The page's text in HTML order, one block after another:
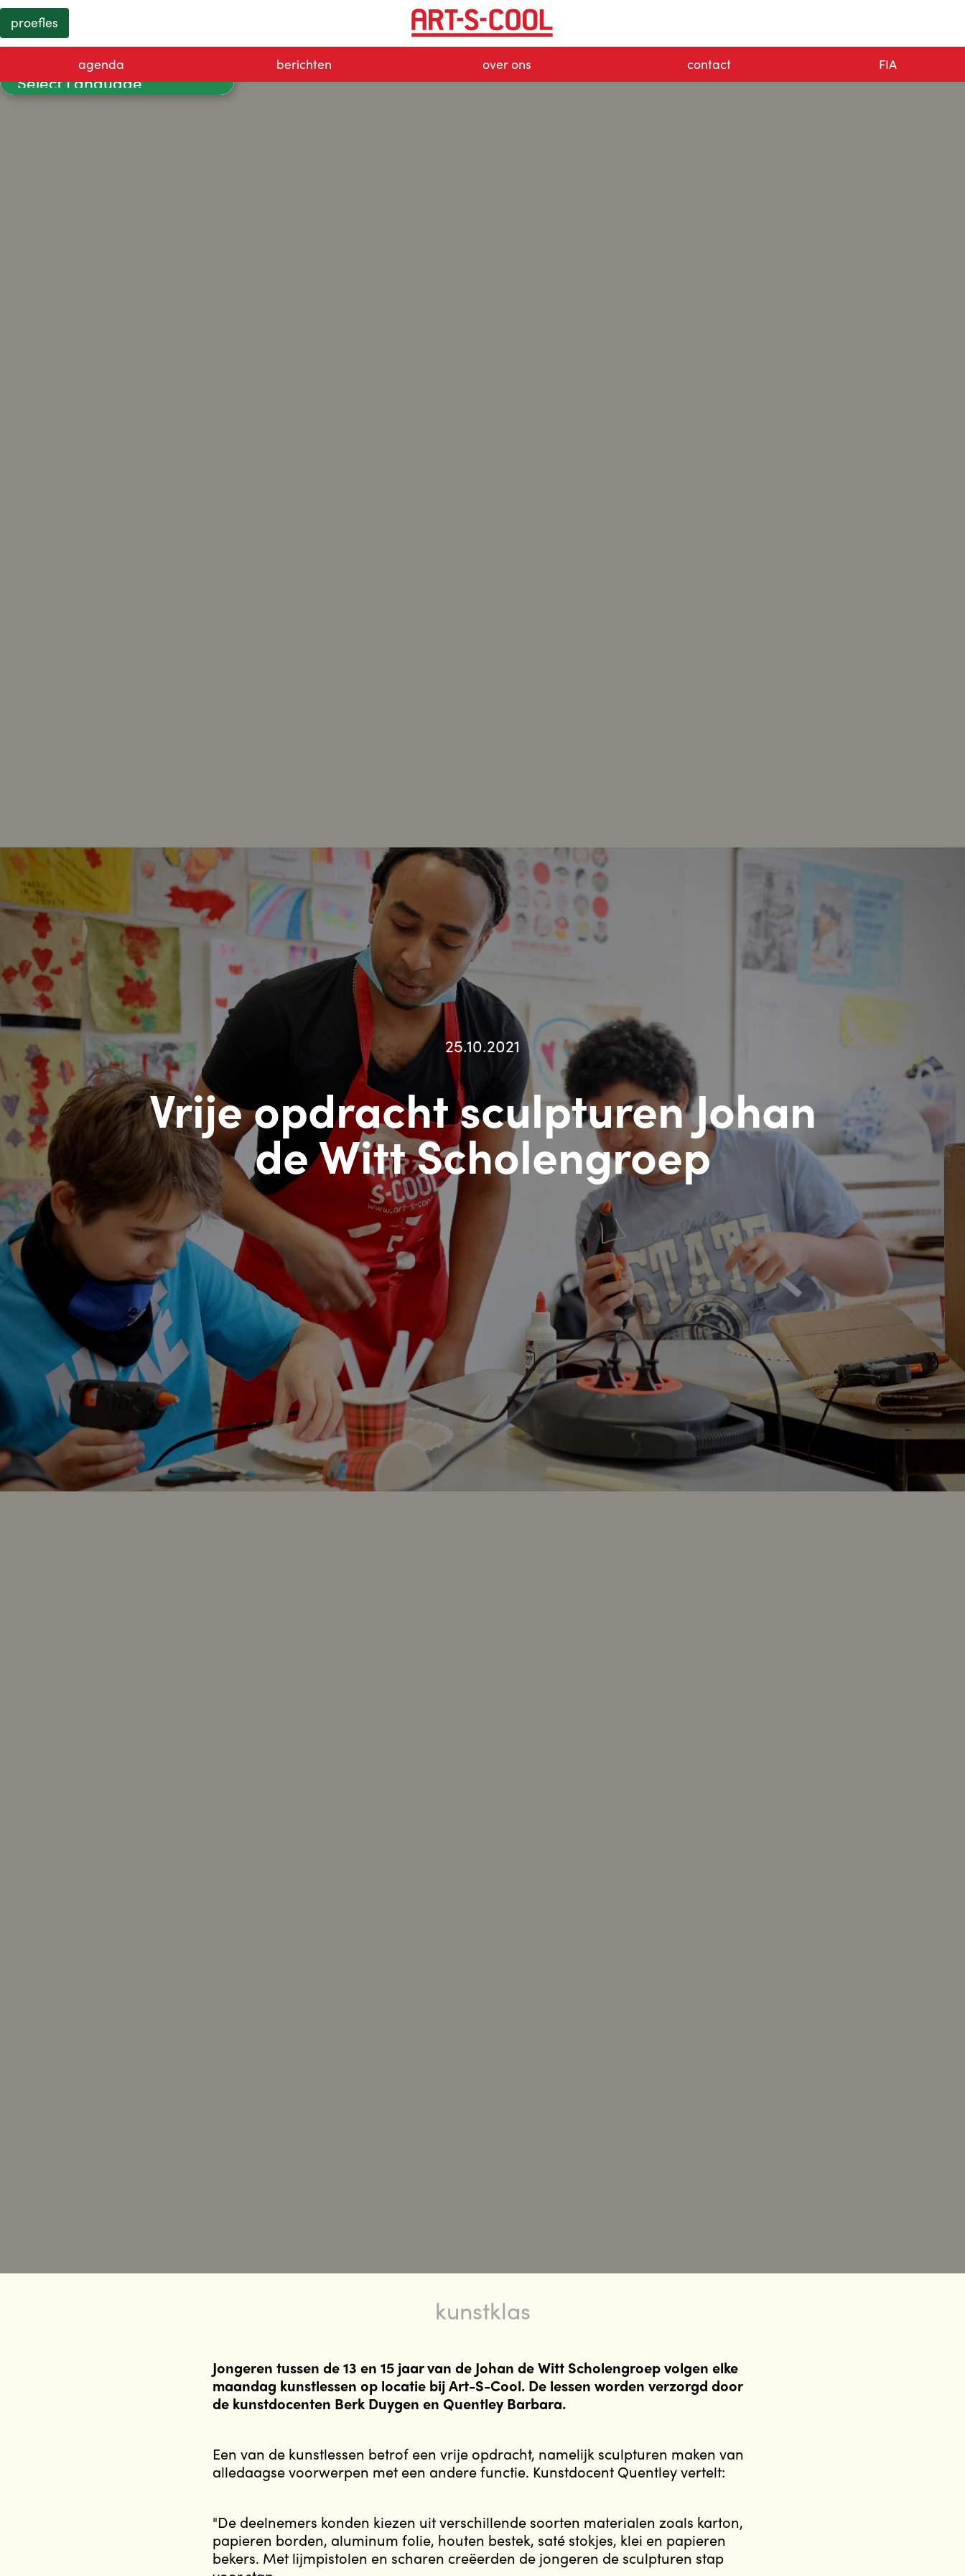
Powered by
proefles
agenda berichten over ons contact FIA
25.10.2021
Vrije opdracht sculpturen Johan
de Witt Scholengroep
kunstklas
Jongeren tussen de 13 en 15 jaar van de Johan de Witt Scholengroep volgen elke
maandag kunstlessen op locatie bij Art-S-Cool. De lessen worden verzorgd door
de kunstdocenten Berk Duygen en Quentley Barbara.
Een van de kunstlessen betrof een vrije opdracht, namelijk sculpturen maken van
alledaagse voorwerpen met een andere functie. Kunstdocent Quentley vertelt:
"De deelnemers konden kiezen uit verschillende soorten materialen zoals karton,
papieren borden, aluminum folie, houten bestek, saté stokjes, klei en papieren
bekers. Met lijmpistolen en scharen creëerden de jongeren de sculpturen stap